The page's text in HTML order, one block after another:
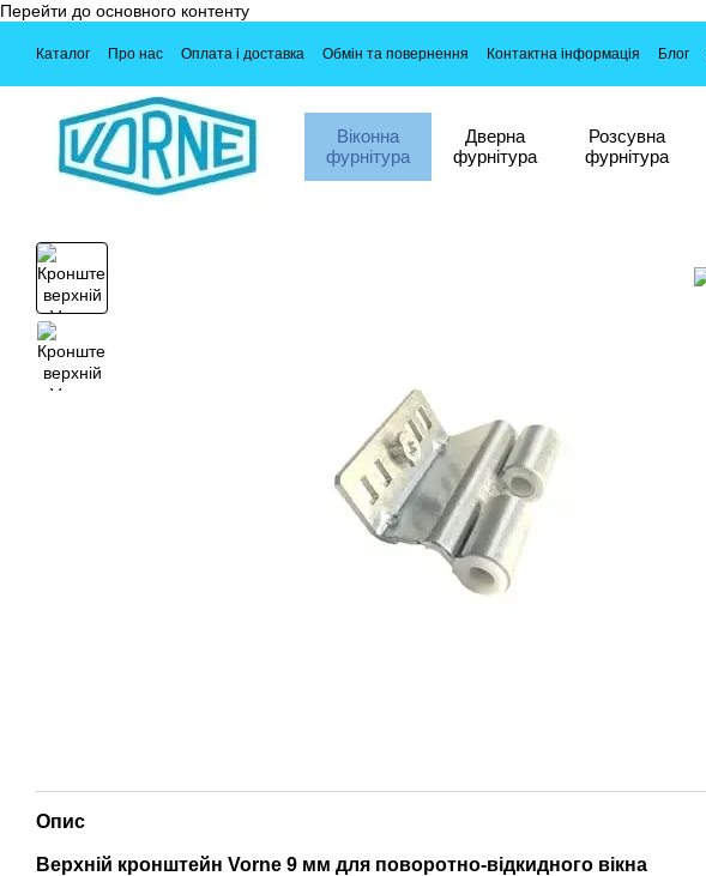
Перейти до основного контенту
Каталог Про нас Оплата і доставка Обмін та повернення Контактна інформація Блог
Віконна
фурнітура
Дверна
фурнітура
Розсувна
фурнітура
Опис
Верхній кронштейн Vorne 9 мм для поворотно-відкидного вікна